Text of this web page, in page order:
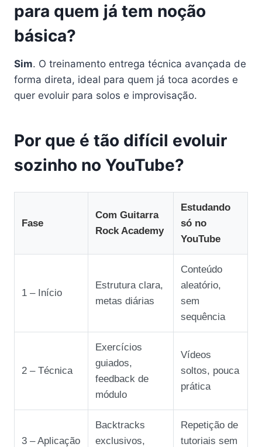
para quem já tem noção
básica?
Sim. O treinamento entrega técnica avançada de
forma direta, ideal para quem já toca acordes e
quer evoluir para solos e improvisação.
Por que é tão difícil evoluir
sozinho no YouTube?
Fase
Com Guitarra
Rock Academy
Estudando
só no
YouTube
1 – Início
Estrutura clara,
metas diárias
Conteúdo
aleatório,
sem
sequência
2 – Técnica
Exercícios
guiados,
feedback de
módulo
Vídeos
soltos, pouca
prática
3 – Aplicação
Backtracks
exclusivos,
Repetição de
tutoriais sem